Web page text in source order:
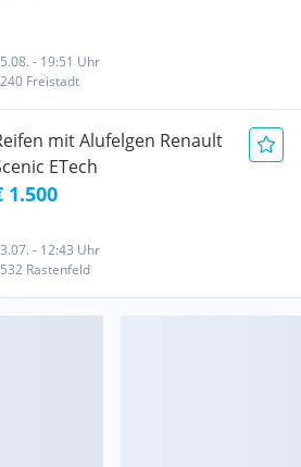
- 19:51 Uhr
Freistadt
mit Alufelgen Renault
ETech
1.500
- 12:43 Uhr
Rastenfeld